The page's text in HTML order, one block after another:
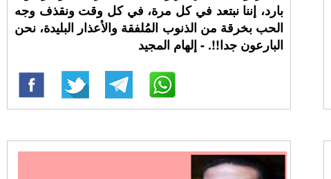
بارد، إننا نبتعد في كل مرة، في كل وقت ونقذف وجه
الحب بخرقة من الذنوب المُلفقة والأعذار البليدة، نحن
البارعون جدا!!. - إلهام المجيد